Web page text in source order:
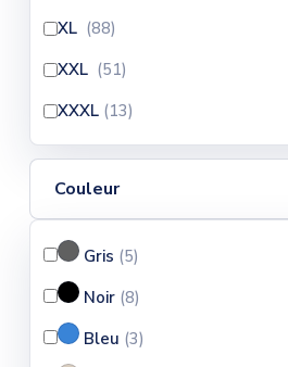
XL (88)
XXL (51)
XXXL (13)
Couleur
Gris (5)
Noir (8)
Bleu (3)